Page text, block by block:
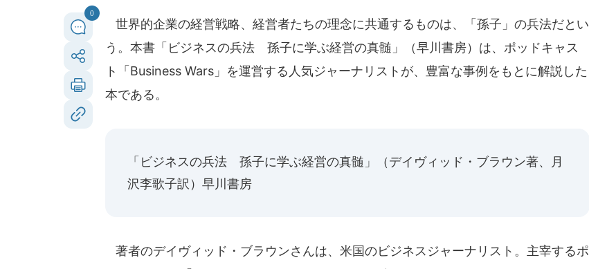
0
世界的企業の経営戦略、経営者たちの理念に共通するものは、「孫子」の兵法だとい
う。本書「ビジネスの兵法 孫子に学ぶ経営の真髄」（早川書房）は、ポッドキャス
ト「Business Wars」を運営する人気ジャーナリストが、豊富な事例をもとに解説した
本である。
「ビジネスの兵法 孫子に学ぶ経営の真髄」（デイヴィッド・ブラウン著、月
沢李歌子訳）早川書房
著者のデイヴィッド・ブラウンさんは、米国のビジネスジャーナリスト。主宰するポ